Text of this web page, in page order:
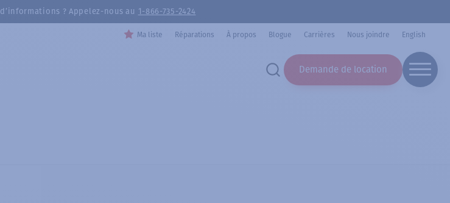
? Appelez-nous au 1-866-735-2424
Ma liste Réparations À propos Blogue Carrières Nous joindre English
Demande de location